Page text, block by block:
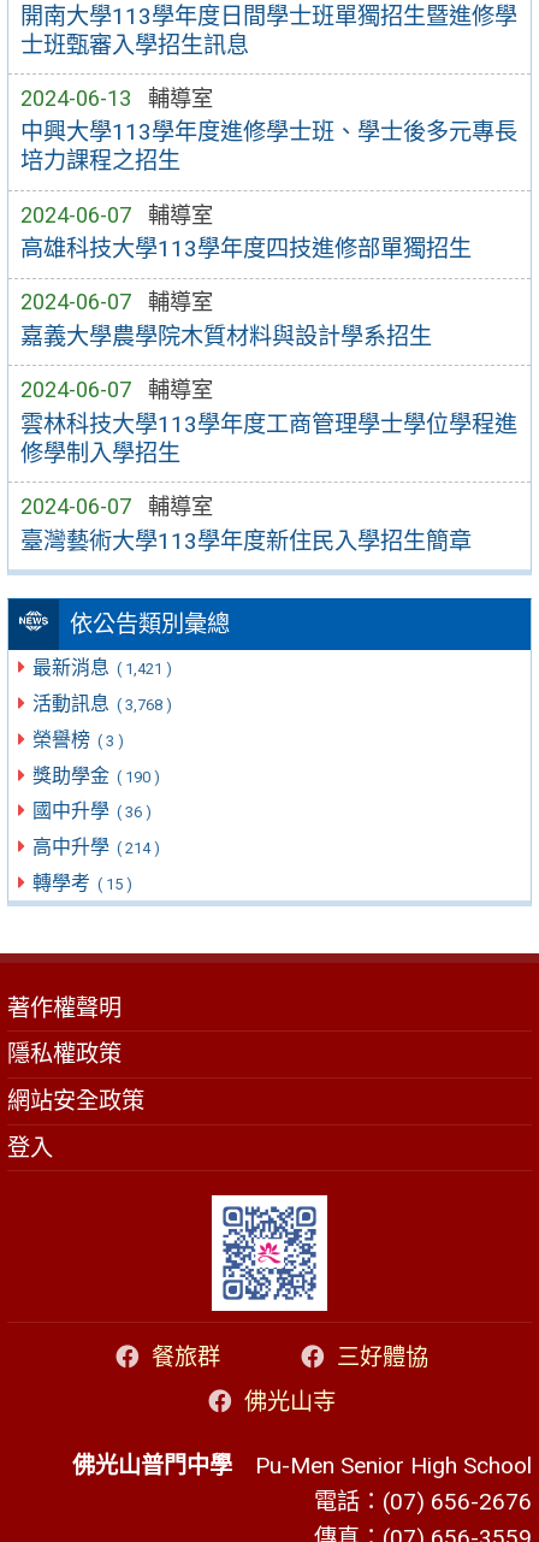
開南大學113學年度日間學士班單獨招生暨進修學
士班甄審入學招生訊息
2024-06-13 輔導室
中興大學113學年度進修學士班、學士後多元專長
培力課程之招生
2024-06-07 輔導室
高雄科技大學113學年度四技進修部單獨招生
2024-06-07 輔導室
嘉義大學農學院木質材料與設計學系招生
2024-06-07 輔導室
雲林科技大學113學年度工商管理學士學位學程進
修學制入學招生
2024-06-07 輔導室
臺灣藝術大學113學年度新住民入學招生簡章
依公告類別彙總
最新消息 ( 1,421 )
活動訊息 ( 3,768 )
榮譽榜 ( 3 )
獎助學金 ( 190 )
國中升學 ( 36 )
高中升學 ( 214 )
轉學考 ( 15 )
著作權聲明
隱私權政策
網站安全政策
登入
餐旅群
三好體協
佛光山寺
佛光山普門中學 Pu-Men Senior High School
電話：(07) 656-2676